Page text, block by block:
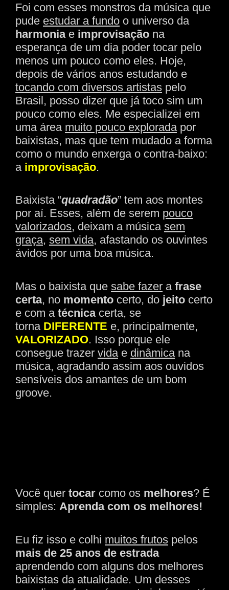
Foi com esses monstros da música que
pude estudar a fundo o universo da
harmonia e improvisação na
esperança de um dia poder tocar pelo
menos um pouco como eles. Hoje,
depois de vários anos estudando e
tocando com diversos artistas pelo
Brasil, posso dizer que já toco sim um
pouco como eles. Me especializei em
uma área muito pouco explorada por
baixistas, mas que tem mudado a forma
como o mundo enxerga o contra-baixo:
a improvisação.
Baixista “quadradão” tem aos montes
por aí. Esses, além de serem pouco
valorizados, deixam a música sem
graça, sem vida, afastando os ouvintes
ávidos por uma boa música.
Mas o baixista que sabe fazer a frase
certa, no momento certo, do jeito certo
e com a técnica certa, se
torna DIFERENTE e, principalmente,
VALORIZADO. Isso porque ele
consegue trazer vida e dinâmica na
música, agradando assim aos ouvidos
sensíveis dos amantes de um bom
groove.
Você quer tocar como os melhores? É
simples: Aprenda com os melhores!
Eu fiz isso e colhi muitos frutos pelos
mais de 25 anos de estrada
aprendendo com alguns dos melhores
baixistas da atualidade. Um desses